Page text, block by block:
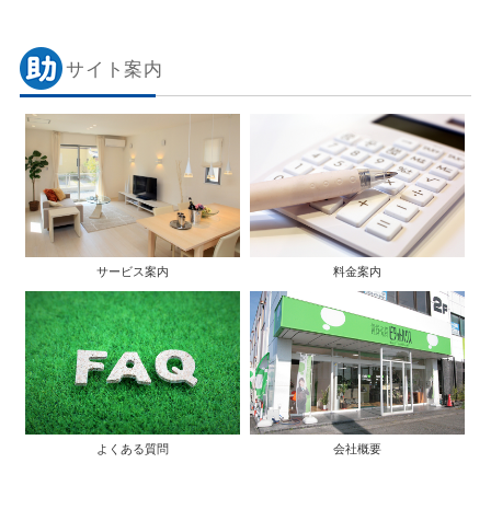
サイト案内
サービス案内 料金案内
よくある質問 会社概要